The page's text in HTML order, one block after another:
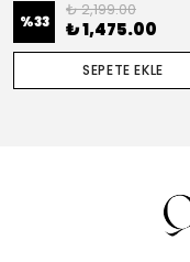
%33
₺ 2,199.00
₺ 1,475.00
SEPETE EKLE